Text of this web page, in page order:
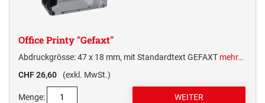
Office Printy "Gefaxt"
Abdruckgrösse: 47 x 18 mm, mit Standardtext GEFAXT mehr…
CHF 26,60
(exkl. MwSt.)
Menge: